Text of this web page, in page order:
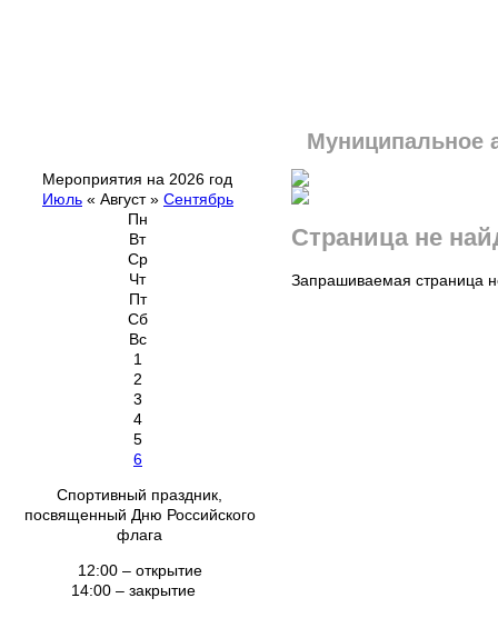
Муниципальное
Мероприятия на 2026 год
Июль « Август» Сентябрь
Пн
Вт
Ср
Чт
Пт
Сб
Вс
1
2
3
4
5
6
Спортивный праздник,
посвященный Дню Российского
флага
12:00 – открытие
14:00 – закрытие
Страница не
Запрашиваемая страница